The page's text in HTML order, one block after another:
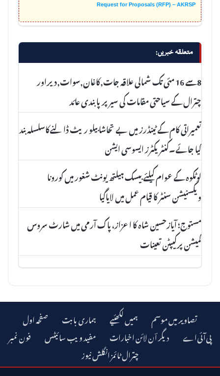
Request for Proposals (RFP) – AKRSP
متعلقہ خبریں:
8سے 16 مئی تک شمالی علاقہ جات,کاغان,سوات,دیراور
چترال کے سیاحتی مقامات کی سیر پرپابندی عائد
تعمیراتی کام کے ٹینڈرز میں بے تحاشا بیلو ریٹ ڈالنےکاسلسلہ بند
کیا جائے۔کنٹریکٹرز ایسوسی ایشن
لوٹکوہ کے عوام کیلئے بیسک ہیلتھ یونٹ شغور میں کورونا
ویکسنیشن سنٹر کا قیام عمل میں لایاگیا
مستوج؛ آیازحسین شاہ کا اعزاز، پاک آرمی میں شارٹ سروس
کمیشن پرکیپٹن تعینات
صفحہ اول ہماری بابت ہمیں لکھئیے
تصاویر میں موسم
فون نمبر
مفید ویب سائیٹس دیگر اؔن لائن اخبارات
چترال ٹائمز انگلش نیوز